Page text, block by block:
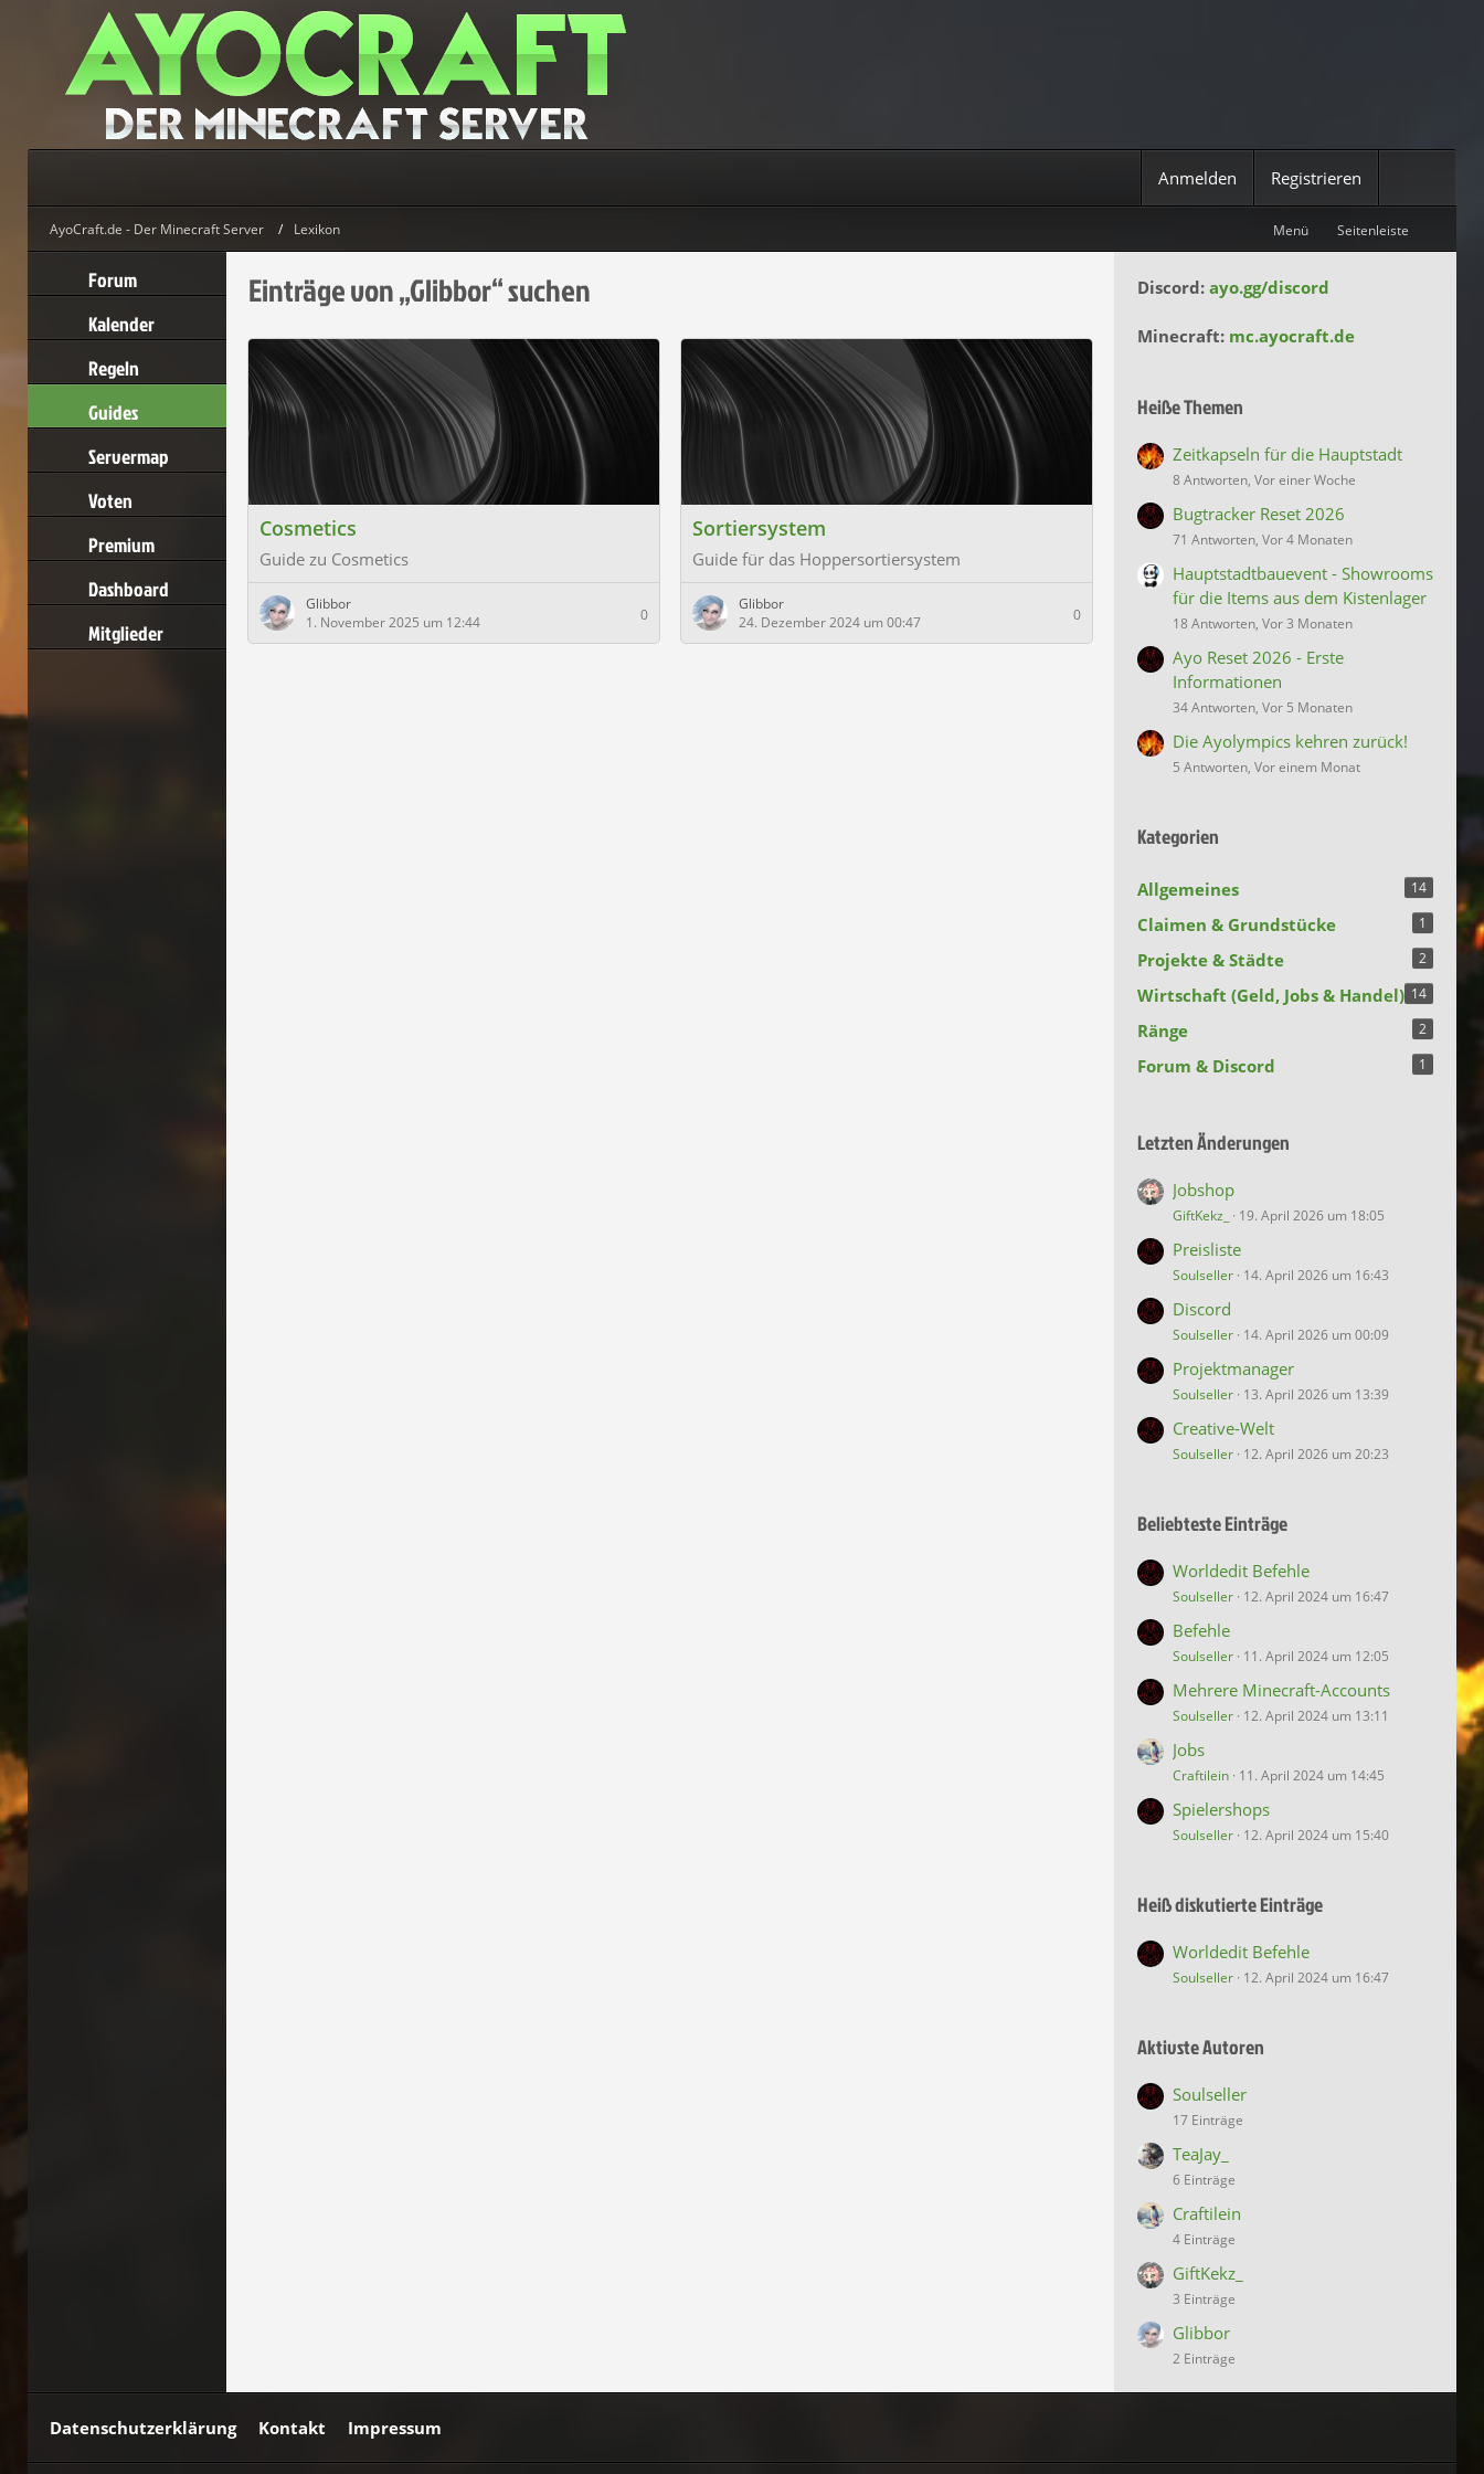
Anmelden Registrieren
AyoCraft.de - Der Minecraft Server Lexikon Menü Seitenleiste
Forum
Kalender
Regeln
Guides
Servermap
Voten
Premium
Dashboard
Mitglieder
Einträge von „Glibbor“ suchen
Cosmetics
Guide zu Cosmetics
Glibbor
1. November 2025 um 12:44
0
Sortiersystem
Guide für das Hoppersortiersystem
Glibbor
24. Dezember 2024 um 00:47
0
Discord: ayo.gg/discord
Minecraft: mc.ayocraft.de
Heiße Themen
Zeitkapseln für die Hauptstadt
8 Antworten, Vor einer Woche
Bugtracker Reset 2026
71 Antworten, Vor 4 Monaten
Hauptstadtbauevent - Showrooms
für die Items aus dem Kistenlager
18 Antworten, Vor 3 Monaten
Ayo Reset 2026 - Erste
Informationen
34 Antworten, Vor 5 Monaten
Die Ayolympics kehren zurück!
5 Antworten, Vor einem Monat
Kategorien
Allgemeines 14
Claimen & Grundstücke 1
Projekte & Städte 2
Wirtschaft (Geld, Jobs & Handel) 14
Ränge 2
Forum & Discord 1
Letzten Änderungen
Jobshop
GiftKekz_ 19. April 2026 um 18:05
Preisliste
Soulseller 14. April 2026 um 16:43
Discord
Soulseller 14. April 2026 um 00:09
Projektmanager
Soulseller 13. April 2026 um 13:39
Creative-Welt
Soulseller 12. April 2026 um 20:23
Beliebteste Einträge
Worldedit Befehle
Soulseller 12. April 2024 um 16:47
Befehle
Soulseller 11. April 2024 um 12:05
Mehrere Minecraft-Accounts
Soulseller 12. April 2024 um 13:11
Jobs
Craftilein 11. April 2024 um 14:45
Spielershops
Soulseller 12. April 2024 um 15:40
Heiß diskutierte Einträge
Worldedit Befehle
Soulseller 12. April 2024 um 16:47
Aktivste Autoren
Soulseller
17 Einträge
TeaJay_
6 Einträge
Craftilein
4 Einträge
GiftKekz_
3 Einträge
Glibbor
2 Einträge
Datenschutzerklärung Kontakt Impressum